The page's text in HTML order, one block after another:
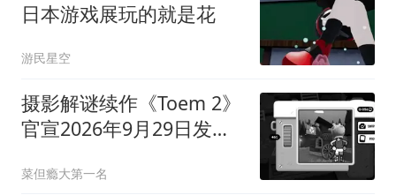
日本游戏展玩的就是花
游民星空
摄影解谜续作《Toem 2》
官宣2026年9月29日发
菜但瘾大第一名